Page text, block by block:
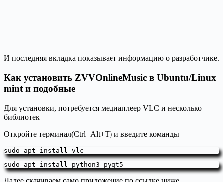
И последняя вкладка показывает информацию о разработчике.
Как установить ZVVOnlineMusic в Ubuntu/Linux
mint и подобные
Для установки, потребуется медиаплеер VLC и несколько
библиотек
Откройте терминал(Ctrl+Alt+T) и введите команды
sudo apt install vlc
sudo apt install python3-pyqt5
Далее скачиваем само приложение по ссылке ниже